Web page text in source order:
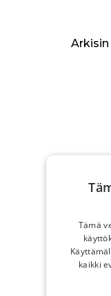
Tämä
kaikki